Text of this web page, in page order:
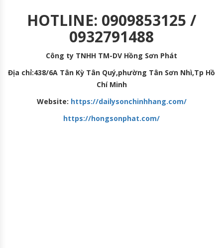
HOTLINE: 0909853125 /
0932791488
Công ty TNHH TM-DV Hồng Sơn Phát
Địa chỉ:438/6A Tân Kỳ Tân Quý,phường Tân Sơn Nhì,Tp Hồ
Chí Minh
Website: https://dailysonchinhhang.com/
https://hongsonphat.com/